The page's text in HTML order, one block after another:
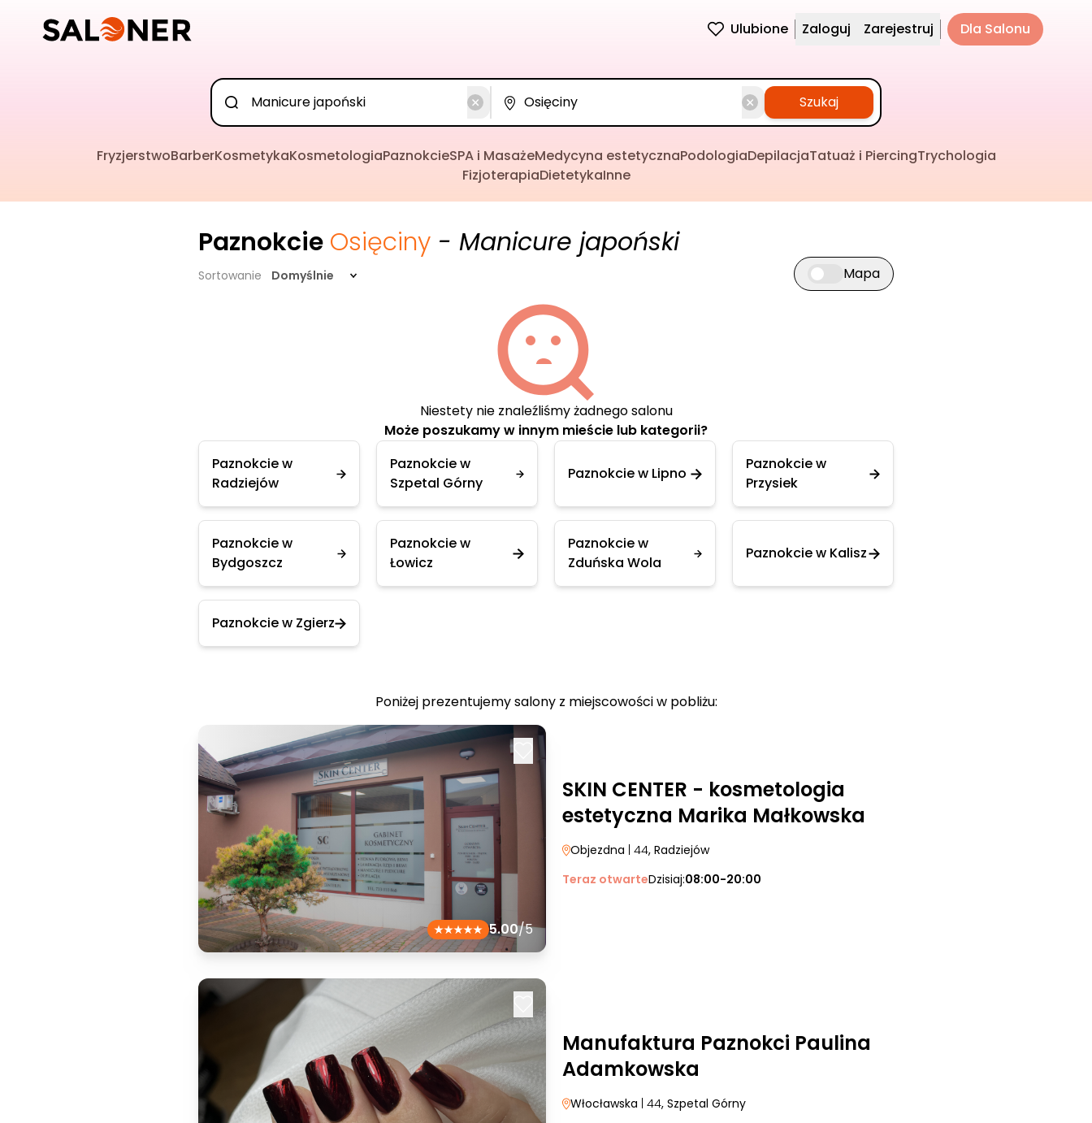
Ulubione Zaloguj Zarejestruj Dla Salonu
Szukaj
FryzjerstwoBarberKosmetykaKosmetologiaPaznokcieSPA i MasażeMedycyna estetycznaPodologiaDepilacjaTatuaż i PiercingTrychologia
FizjoterapiaDietetykaInne
Paznokcie Osięciny - Manicure japoński
Sortowanie Domyślnie Przełącz widok mapy
Mapa
Niestety nie znaleźliśmy żadnego salonu
Może poszukamy w innym mieście lub kategorii?
Paznokcie w
Radziejów
Paznokcie w
Szpetal Górny
Paznokcie w Lipno
Paznokcie w
Przysiek
Paznokcie w
Bydgoszcz
Paznokcie w
Łowicz
Paznokcie w
Zduńska Wola
Paznokcie w Kalisz
Paznokcie w Zgierz
Poniżej prezentujemy salony z miejscowości w pobliżu:
5.00/5
SKIN CENTER - kosmetologia
estetyczna Marika Małkowska
Objezdna | 44, Radziejów
Teraz otwarteDzisiaj:08:00-20:00
Manufaktura Paznokci Paulina
Adamkowska
Włocławska | 44, Szpetal Górny